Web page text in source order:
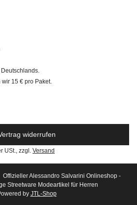
15 € pro Paket.
widerrufen
USt., zzgl. Versand
Offizieller Alessandro Salvarini Onlineshop -
Streetware Modeartikel für Herren
by JTL-Shop